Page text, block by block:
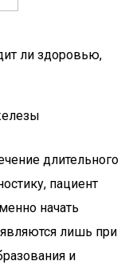
ли здоровью,
длительного
пациент
начать
лишь при
и